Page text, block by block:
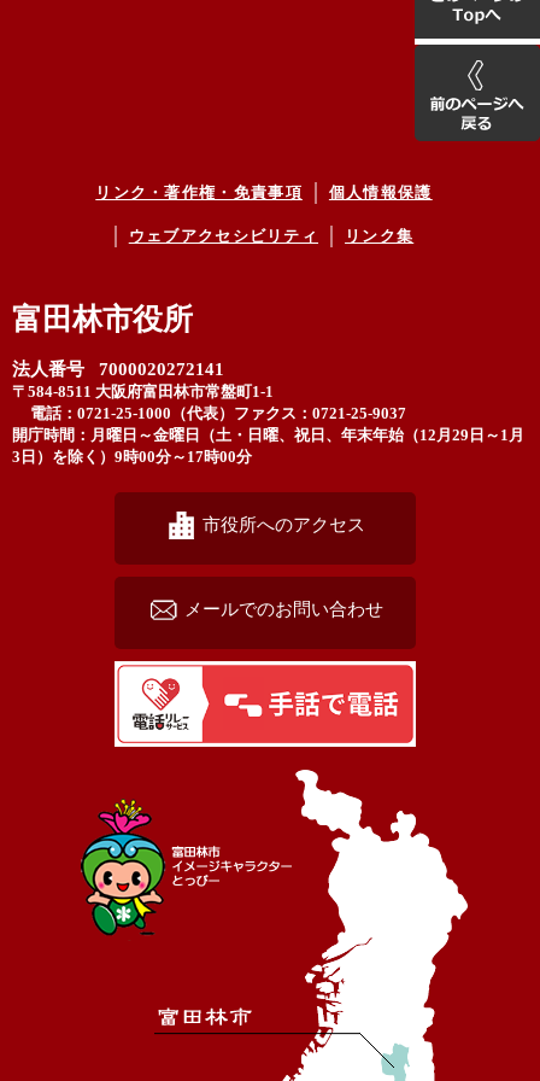
リンク・著作権・免責事項 個人情報保護
ウェブアクセシビリティ リンク集
富田林市役所
法人番号 7000020272141
〒584-8511 大阪府富田林市常盤町1-1
電話：0721-25-1000（代表） ファクス：0721-25-9037
開庁時間：月曜日～金曜日（土・日曜、祝日、年末年始（12月29日～1月
3日）を除く）9時00分～17時00分
市役所へのアクセス
メールでのお問い合わせ